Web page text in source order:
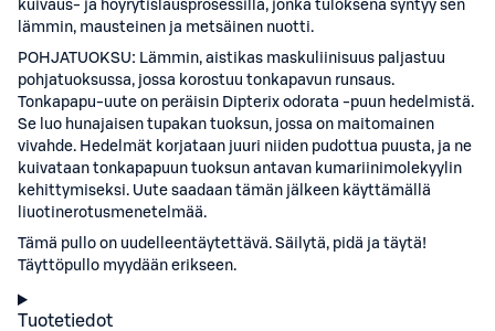
kuivaus- ja höyrytislausprosessilla, jonka tuloksena syntyy sen
lämmin, mausteinen ja metsäinen nuotti.
POHJATUOKSU: Lämmin, aistikas maskuliinisuus paljastuu
pohjatuoksussa, jossa korostuu tonkapavun runsaus.
Tonkapapu-uute on peräisin Dipterix odorata -puun hedelmistä.
Se luo hunajaisen tupakan tuoksun, jossa on maitomainen
vivahde. Hedelmät korjataan juuri niiden pudottua puusta, ja ne
kuivataan tonkapapuun tuoksun antavan kumariinimolekyylin
kehittymiseksi. Uute saadaan tämän jälkeen käyttämällä
liuotinerotusmenetelmää.
Tämä pullo on uudelleentäytettävä. Säilytä, pidä ja täytä!
Täyttöpullo myydään erikseen.
Tuotetiedot